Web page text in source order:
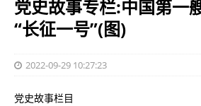
党史故事专栏:中国第
“长征一号”(图)
2022-09-29 10:27:23
党史故事栏目